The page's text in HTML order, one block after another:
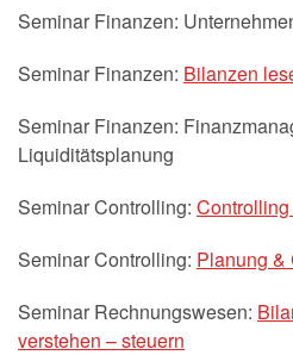
Seminar Finanzen:
Seminar Finanzen: Bilanzen
Seminar Finanzen:
Liquiditätsplanung
Seminar Controlling:
Seminar Controlling: Planung &
Seminar Rechnungswesen:
verstehen – steuern